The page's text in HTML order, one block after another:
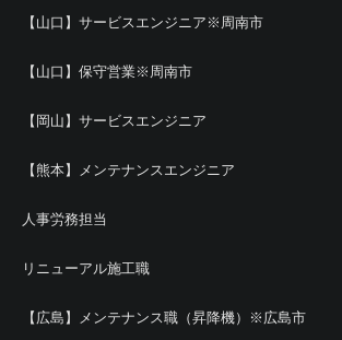
【山口】サービスエンジニア※周南市
【山口】保守営業※周南市
【岡山】サービスエンジニア
【熊本】メンテナンスエンジニア
人事労務担当
リニューアル施工職
【広島】メンテナンス職（昇降機）※広島市